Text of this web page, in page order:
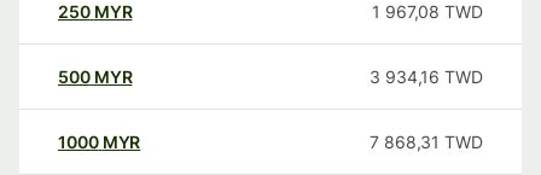
250 MYR 1 967,08 TWD
500 MYR 3 934,16 TWD
1000 MYR 7 868,31 TWD